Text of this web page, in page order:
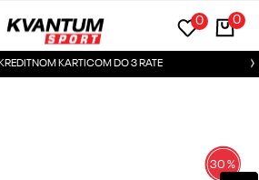
0
0
KARTICOM DO 3 RATE
30%